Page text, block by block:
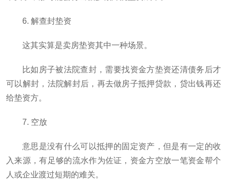
6. 解查封垫资
这其实算是卖房垫资其中一种场景。
比如房子被法院查封，需要找资金方垫资还清债务后才
可以解封，法院解封后，再去做房子抵押贷款，贷出钱再还
给垫资方。
7. 空放
意思是没有什么可以抵押的固定资产，但是有一定的收
入来源，有足够的流水作为佐证，资金方空放一笔资金帮个
人或企业渡过短期的难关。